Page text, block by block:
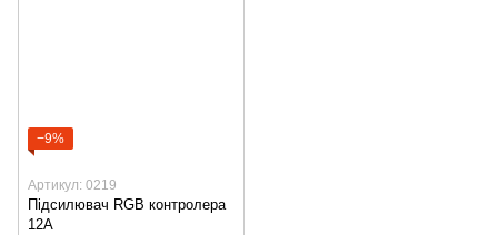
−9%
Артикул: 0219
Підсилювач RGB контролера
12А